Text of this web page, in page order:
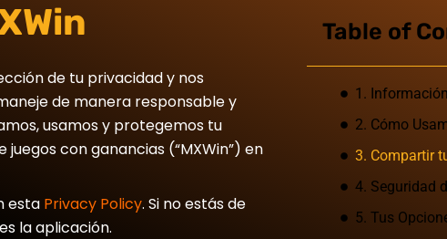
de tu privacidad y nos
de manera responsable y
usamos y protegemos tu
con ganancias (“MXWin”) en
esta Privacy Policy. Si no estás de
la aplicación.
Table of
1.
2. Cómo
3. Compartir
4. Seguridad
5. Tus